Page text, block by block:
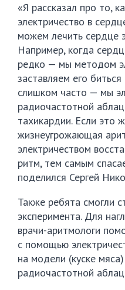
«Я рассказал про то,
электричество в
можем лечить сердце
Например, когда
редко — мы методом
заставляем его
слишком часто — мы
радиочастотной
тахикардии. Если это
жизнеугрожающая
электричеством
ритм, тем самым
поделился Сергей
Также ребята смогли
эксперимента. Для
врачи-аритмологи
с помощью
на модели (куске
радиочастотной